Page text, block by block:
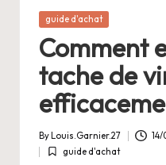
U
R
C
I
T
E
Posted
guide d'achat
Comment
tache de
Posted
by
By Louis.Garnier.27 14/
Posted
guide d'achat